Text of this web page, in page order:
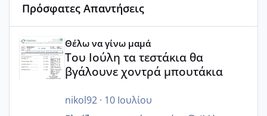
Πρόσφατες Απαντήσεις
Θέλω να γίνω μαμά
Του Ιούλη τα τεστάκια θα
βγάλουνε χοντρά μπουτάκια
nikol92· 10 Ιουλίου